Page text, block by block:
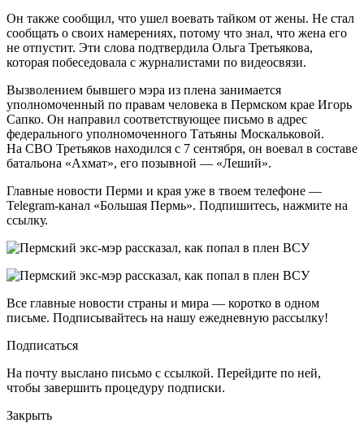
Он также сообщил, что ушел воевать тайком от жены. Не стал
сообщать о своих намерениях, потому что знал, что жена его
не отпустит. Эти слова подтвердила Ольга Третьякова,
которая побеседовала с журналистами по видеосвязи.
Вызволением бывшего мэра из плена занимается
уполномоченный по правам человека в Пермском крае Игорь
Сапко. Он направил соответствующее письмо в адрес
федерального уполномоченного Татьяны Москальковой.
На СВО Третьяков находился с 7 сентября, он воевал в составе
батальона «Ахмат», его позывной — «Леший».
Главные новости Перми и края уже в твоем телефоне —
Telegram-канал «Большая Пермь». Подпишитесь, нажмите на
ссылку.
Все главные новости страны и мира — коротко в одном
письме. Подписывайтесь на нашу ежедневную рассылку!
Подписаться
На почту выслано письмо с ссылкой. Перейдите по ней,
чтобы завершить процедуру подписки.
Закрыть